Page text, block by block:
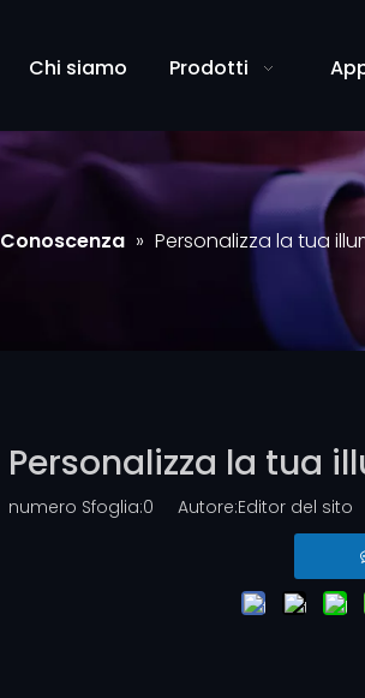
Chi siamo Prodotti
Conoscenza » Personalizza la tua
Personalizza la tua
numero Sfoglia:0 Autore:Editor del